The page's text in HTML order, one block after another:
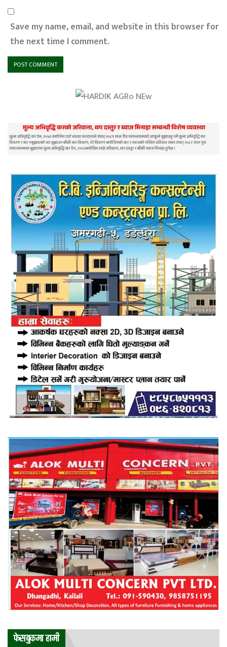
Save my name, email, and website in this browser for
the next time I comment.
फेसबुकमा हामी